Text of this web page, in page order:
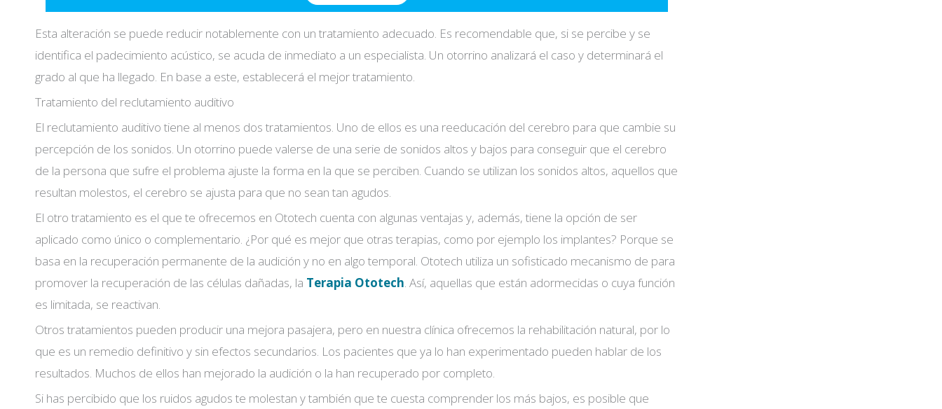
Esta alteración se puede reducir notablemente con un tratamiento adecuado. Es recomendable que, si se percibe y se
identifica el padecimiento acústico, se acuda de inmediato a un especialista. Un otorrino analizará el caso y determinará el
grado al que ha llegado. En base a este, establecerá el mejor tratamiento.
Tratamiento del reclutamiento auditivo
El reclutamiento auditivo tiene al menos dos tratamientos. Uno de ellos es una reeducación del cerebro para que cambie su
percepción de los sonidos. Un otorrino puede valerse de una serie de sonidos altos y bajos para conseguir que el cerebro
de la persona que sufre el problema ajuste la forma en la que se perciben. Cuando se utilizan los sonidos altos, aquellos que
resultan molestos, el cerebro se ajusta para que no sean tan agudos.
El otro tratamiento es el que te ofrecemos en Ototech cuenta con algunas ventajas y, además, tiene la opción de ser
aplicado como único o complementario. ¿Por qué es mejor que otras terapias, como por ejemplo los implantes? Porque se
basa en la recuperación permanente de la audición y no en algo temporal. Ototech utiliza un sofisticado mecanismo de para
promover la recuperación de las células dañadas, la Terapia Ototech. Así, aquellas que están adormecidas o cuya función
es limitada, se reactivan.
Otros tratamientos pueden producir una mejora pasajera, pero en nuestra clínica ofrecemos la rehabilitación natural, por lo
que es un remedio definitivo y sin efectos secundarios. Los pacientes que ya lo han experimentado pueden hablar de los
resultados. Muchos de ellos han mejorado la audición o la han recuperado por completo.
Si has percibido que los ruidos agudos te molestan y también que te cuesta comprender los más bajos, es posible que